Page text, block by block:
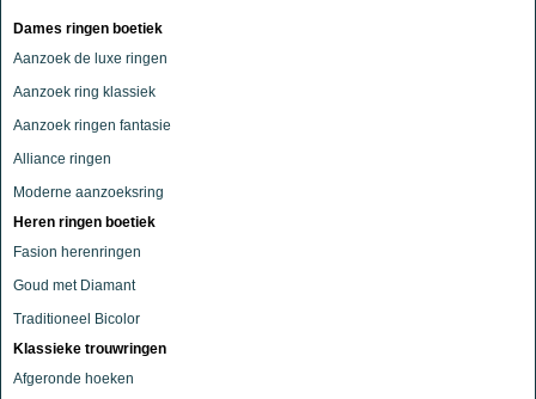
Dames ringen boetiek
Aanzoek de luxe ringen
Aanzoek ring klassiek
Aanzoek ringen fantasie
Alliance ringen
Moderne aanzoeksring
Heren ringen boetiek
Fasion herenringen
Goud met Diamant
Traditioneel Bicolor
Klassieke trouwringen
Afgeronde hoeken